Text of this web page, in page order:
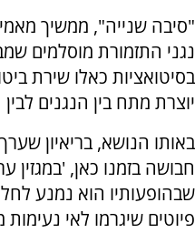
"סיבה שנייה", ממשיך
נגני התזמורת מוסלמים
בסיטואציות כאלו שירת
יוצרת מתח בין הנגנים
באותו הנושא, בריאיון
שבהופעותיו הוא נמנע
פיוטים שיגרמו לאי